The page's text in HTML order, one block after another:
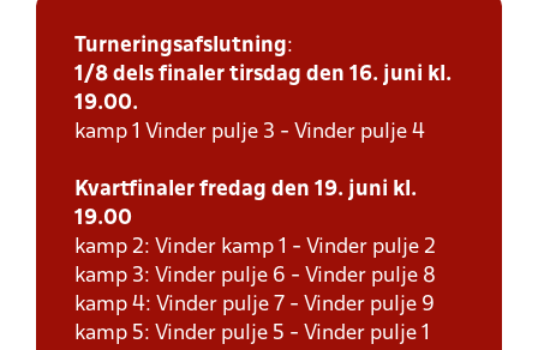
Turneringsafslutning:
1/8 dels finaler tirsdag den 16. juni kl.
19.00.
kamp 1 Vinder pulje 3 - Vinder pulje 4
Kvartfinaler fredag den 19. juni kl.
19.00
kamp 2: Vinder kamp 1 - Vinder pulje 2
kamp 3: Vinder pulje 6 - Vinder pulje 8
kamp 4: Vinder pulje 7 - Vinder pulje 9
kamp 5: Vinder pulje 5 - Vinder pulje 1